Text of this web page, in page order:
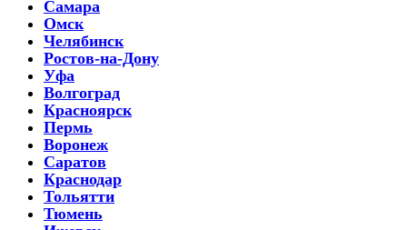
Самара
Омск
Челябинск
Ростов-на-Дону
Уфа
Волгоград
Красноярск
Пермь
Воронеж
Саратов
Краснодар
Тольятти
Тюмень